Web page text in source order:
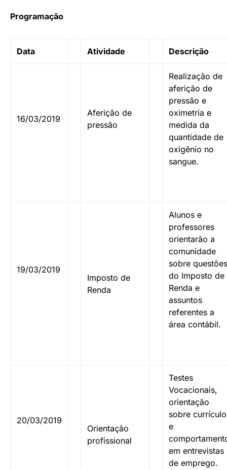
Programação
Data Atividade Descrição
16/03/2019
Aferição de
pressão
Realização de
aferição de
pressão e
oximetria e
medida da
quantidade de
oxigênio no
sangue.
19/03/2019
Imposto de
Renda
Alunos e
professores
orientarão a
comunidade
sobre questões
do Imposto de
Renda e
assuntos
referentes a
área contábil.
20/03/2019
Orientação
profissional
Testes
Vocacionais,
orientação
sobre currículo
e
em entrevistas
de emprego.